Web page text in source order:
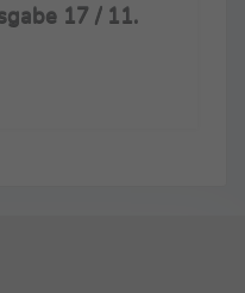
17 / 11.